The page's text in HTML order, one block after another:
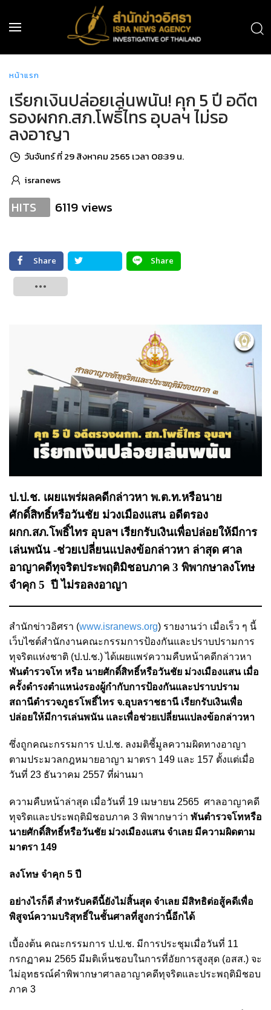
หน้าแรก
เรียกเงินปล่อยเล่นพนัน! คุก 5 ปี อดีต
รองผกก.สภ.โพธิ์ไทร อุบลฯ ไม่รอ
ลงอาญา
วันจันทร์ ที่ 29 สิงหาคม 2565 เวลา 08:39 น.
isranews
HITS 6119 views
Share
Share
ป.ป.ช. เผยแพร่ผลคดีกล่าวหา พ.ต.ท.หรือนาย
ศักดิ์สิทธิ์หรือวันชัย ม่วงเมืองแสน อดีตรอง
ผกก.สภ.โพธิ์ไทร อุบลฯ เรียกรับเงินเพื่อปล่อยให้มีการ
เล่นพนัน -ช่วยเปลี่ยนแปลงข้อกล่าวหา ล่าสุด ศาล
อาญาคดีทุจริตประพฤติมิชอบภาค 3 พิพากษาลงโทษ
จำคุก 5 ปี ไม่รอลงอาญา
สำนักข่าวอิศรา (www.isranews.org) รายงานว่า เมื่อเร็ว ๆ นี้
เว็บไซต์สำนักงานคณะกรรมการป้องกันและปราบปรามการ
ทุจริตแห่งชาติ (ป.ป.ช.) ได้เผยแพร่ความคืบหน้าคดีกล่าวหา
พันตำรวจโท หรือ นายศักดิ์สิทธิ์หรือวันชัย ม่วงเมืองแสน เมื่อ
ครั้งดำรงตำแหน่งรองผู้กำกับการป้องกันและปราบปราม
สถานีตำรวจภูธรโพธิ์ไทร จ.อุบลราชธานี เรียกรับเงินเพื่อ
ปล่อยให้มีการเล่นพนัน และเพื่อช่วยเปลี่ยนแปลงข้อกล่าวหา
ซึ่งถูกคณะกรรมการ ป.ป.ช. ลงมติชี้มูลความผิดทางอาญา
ตามประมวลกฎหมายอาญา มาตรา 149 และ 157 ตั้งแต่เมื่อ
วันที่ 23 ธันวาคม 2557 ที่ผ่านมา
ความคืบหน้าล่าสุด เมื่อวันที่ 19 เมษายน 2565 ศาลอาญาคดี
ทุจริตและประพฤติมิชอบภาค 3 พิพากษาว่า พันตำรวจโทหรือ
นายศักดิ์สิทธิ์หรือวันชัย ม่วงเมืองแสน จำเลย มีความผิดตาม
มาตรา 149
ลงโทษ จำคุก 5 ปี
อย่างไรก็ดี สำหรับคดีนี้ยังไม่สิ้นสุด จำเลย มีสิทธิต่อสู้คดีเพื่อ
พิสูจน์ความบริสุทธิ์ในชั้นศาลที่สูงกว่านี้อีกได้
เบื้องต้น คณะกรรมการ ป.ป.ช. มีการประชุมเมื่อวันที่ 11
กรกฏาคม 2565 มีมติเห็นชอบในการที่อัยการสูงสุด (อสส.) จะ
ไม่อุทธรณ์คำพิพากษาศาลอาญาคดีทุจริตและประพฤติมิชอบ
ภาค 3